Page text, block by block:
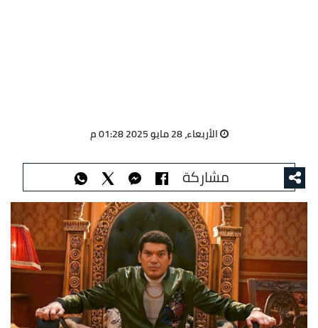
الأربعاء، 28 مايو 2025 01:28 م
مشاركة